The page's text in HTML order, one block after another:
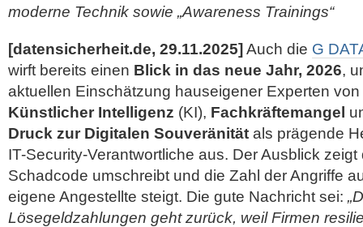
moderne Technik sowie „Awareness Trainings“
[datensicherheit.de, 29.11.2025] Auch die G
wirft bereits einen Blick in das neue Jahr, 2026,
aktuellen Einschätzung hauseigener Experten
Künstlicher Intelligenz (KI), Fachkräftemangel
Druck zur Digitalen Souveränität als prägende
IT-Security-Verantwortliche aus. Der Ausblick
Schadcode umschreibt und die Zahl der Angriffe
eigene Angestellte steigt. Die gute Nachricht sei:
Lösegeldzahlungen geht zurück, weil Firmen